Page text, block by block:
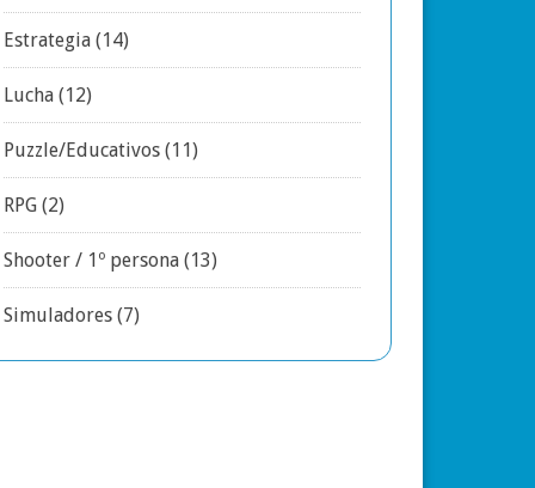
Estrategia(14)
Lucha(12)
Puzzle/Educativos(11)
RPG(2)
Shooter / 1º persona(13)
Simuladores(7)